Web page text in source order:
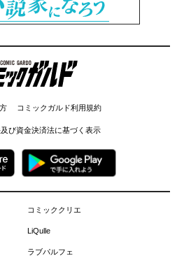
ックガルド
コミックガルド利用規約
び資金決済法に基づく表示
コミッククリエ
LiQulle
ラブパルフェ